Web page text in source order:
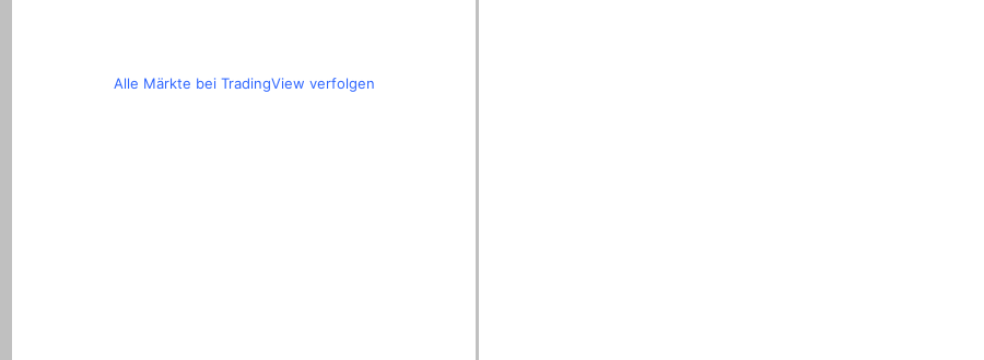
Alle Märkte bei TradingView verfolgen